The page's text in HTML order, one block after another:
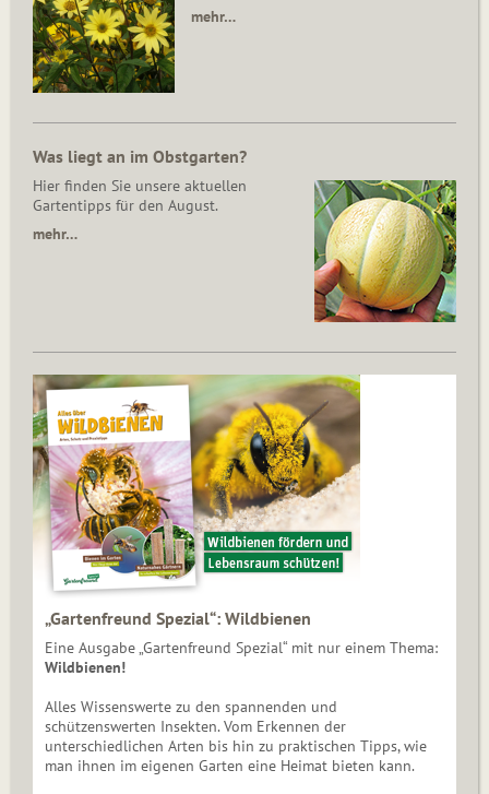
mehr…
Was liegt an im Obstgarten?
Hier finden Sie unsere aktuellen
Gartentipps für den August.
mehr…
„Gartenfreund Spezial“: Wildbienen
Eine Ausgabe „Gartenfreund Spezial“ mit nur einem Thema:
Wildbienen!
Alles Wissenswerte zu den spannenden und
schützenswerten Insekten. Vom Erkennen der
unterschiedlichen Arten bis hin zu praktischen Tipps, wie
man ihnen im eigenen Garten eine Heimat bieten kann.